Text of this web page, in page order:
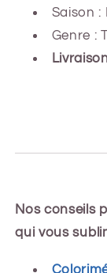
Saison :
Genre :
Nos conseils
qui vous